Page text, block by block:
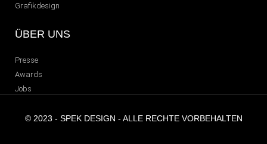
Grafikdesign
ÜBER UNS
Presse
Awards
Jobs
© 2023 - SPEK DESIGN - ALLE RECHTE VORBEHALTEN